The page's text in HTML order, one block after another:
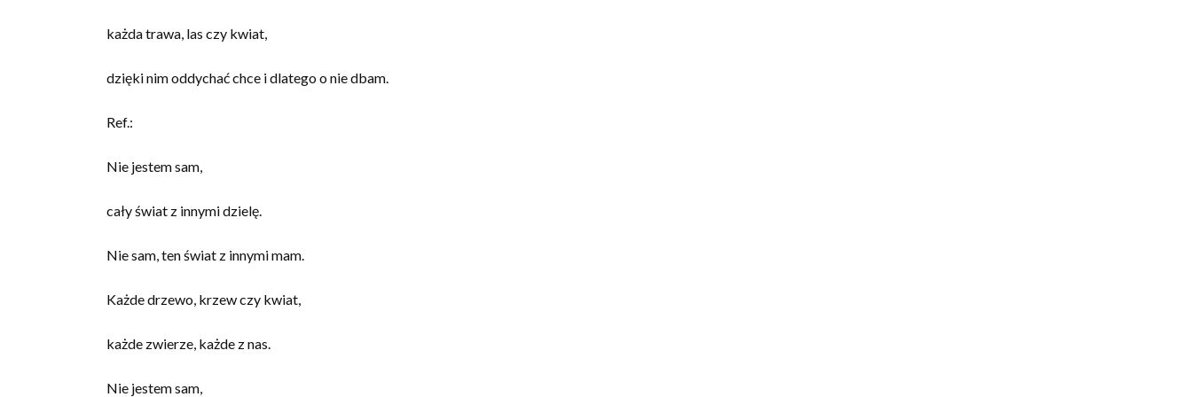
każda trawa, las czy kwiat,
dzięki nim oddychać chce i dlatego o nie dbam.
Ref.:
Nie jestem sam,
cały świat z innymi dzielę.
Nie sam, ten świat z innymi mam.
Każde drzewo, krzew czy kwiat,
każde zwierze, każde z nas.
Nie jestem sam,